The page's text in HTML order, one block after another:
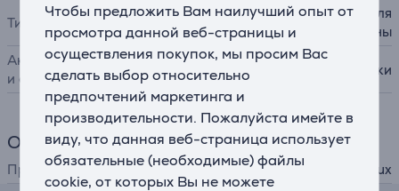
Чтобы предложить Вам наилучший опыт от
просмотра данной веб-страницы и
осуществления покупок, мы просим Вас
сделать выбор относительно
предпочтений маркетинга и
производительности. Пожалуйста имейте в
виду, что данная веб-страница использует
обязательные (необходимые) файлы
cookie, от которых Вы не можете
Тип принадлежности
для стиральной машины, для
сушильной машины
Аксессуары для стиральных
и сушильных машин
вибропоглощающие ножки
Общий параметр
Производитель Electrolux